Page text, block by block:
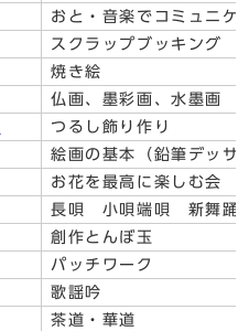
おと・音楽でコミュニケ
スクラップブッキング
焼き絵
仏画、墨彩画、水墨画
つるし飾り作り
絵画の基本（鉛筆デッサ
お花を最高に楽しむ会
長唄 小唄端唄 新舞踊
創作とんぼ玉
パッチワーク
歌謡吟
茶道・華道